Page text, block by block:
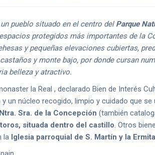
pueblo situado en el centro del Parque
protegidos más importantes de la
y pequeñas elevaciones cubiertas,
y monte bajo, por donde cursan
belleza y atractivo.
la Real , declarado Bien de Interés
un núcleo recogido, limpio y cuidado que se
Sra. de la Concepción (también
situada dentro del castillo. Otros
la Iglesia parroquial de S. Martín y la